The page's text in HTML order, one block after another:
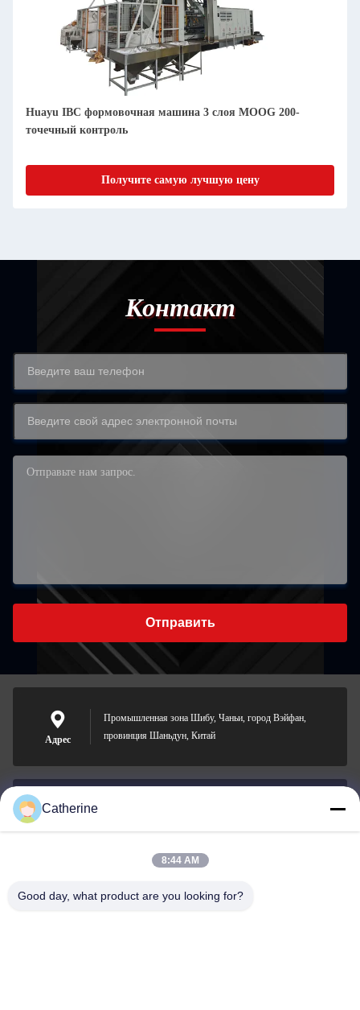
Huayu IBC формовочная машина 3 слоя MOOG 200-
точечный контроль
Получите самую лучшую цену
Контакт
Отправить
Адрес
Промышленная зона Шибу, Чаньи, город Вэйфан,
провинция Шаньдун, Китай
Электронная
Catherine
8:44 AM
Good day, what product are you looking for?